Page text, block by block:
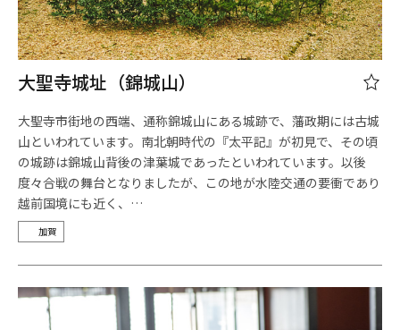
大聖寺城址（錦城山）
大聖寺市街地の西端、通称錦城山にある城跡で、藩政期には古城
山といわれています。南北朝時代の『太平記』が初見で、その頃
の城跡は錦城山背後の津葉城であったといわれています。以後
度々合戦の舞台となりましたが、この地が水陸交通の要衝であり
越前国境にも近く、…
加賀